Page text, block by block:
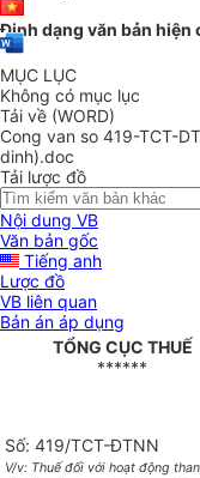
Định dạng văn bản hiện
MỤC LỤC
Không có mục lục
Tải về (WORD)
Cong van so 419-TCT-
dinh).doc
Tải lược đồ
Nội dung VB
Văn bản gốc
Tiếng anh
Lược đồ
VB liên quan
Bản án áp dụng
TỔNG CỤC THUẾ
******
Số: 419/TCT-ĐTNN
V/v: Thuế đối với hoạt động